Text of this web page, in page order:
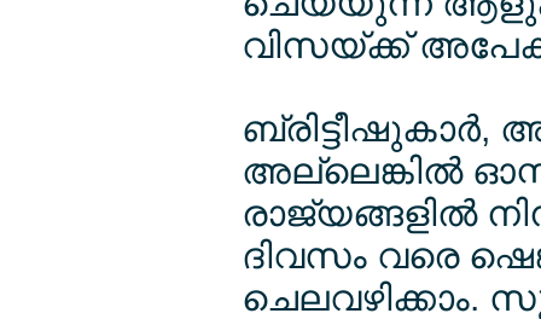
വിസയ്ക്ക്
ബ്രിട്ടീഷുകാര്‍,
അല്ലെങ്കില്‍
രാജ്യങ്ങളില്‍
ദിവസം വരെ
ചെലവഴിക്കാം.